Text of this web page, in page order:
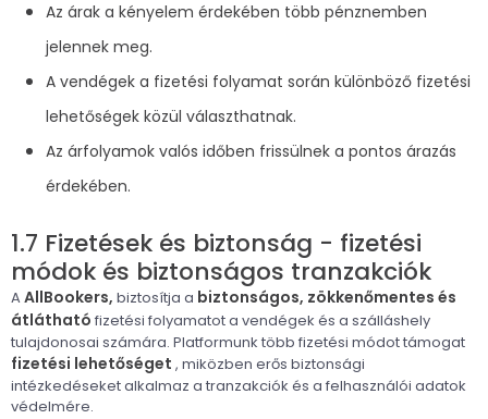
Az árak a kényelem érdekében több pénznemben
jelennek meg.
A vendégek a fizetési folyamat során különböző fizetési
lehetőségek közül választhatnak.
Az árfolyamok valós időben frissülnek a pontos árazás
érdekében.
1.7 Fizetések és biztonság - fizetési
módok és biztonságos tranzakciók
AAllBookers, biztosítja a biztonságos, zökkenőmentes és
átlátható fizetési folyamatot a vendégek és a szálláshely
tulajdonosai számára. Platformunk több fizetési módot támogat
fizetési lehetőséget , miközben erős biztonsági
intézkedéseket alkalmaz a tranzakciók és a felhasználói adatok
védelmére.